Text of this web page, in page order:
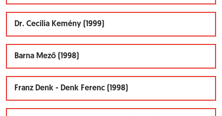
Dr. Cecília Kemény (1999)
Barna Mező (1998)
Franz Denk - Denk Ferenc (1998)